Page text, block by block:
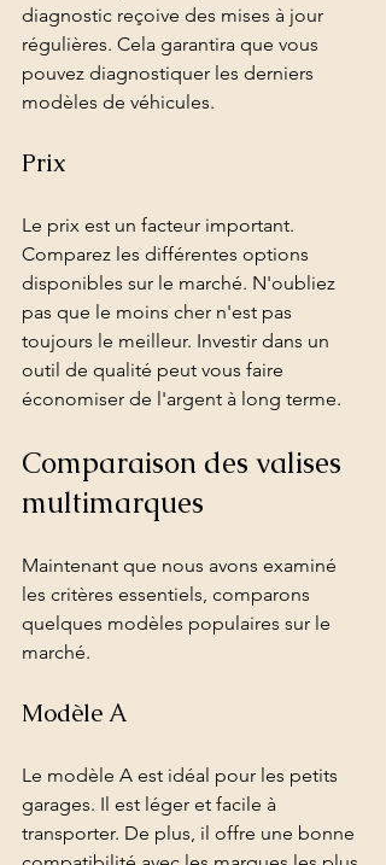
diagnostic reçoive des mises à jour
régulières. Cela garantira que vous
pouvez diagnostiquer les derniers
modèles de véhicules.
Prix
Le prix est un facteur important.
Comparez les différentes options
disponibles sur le marché. N'oubliez
pas que le moins cher n'est pas
toujours le meilleur. Investir dans un
outil de qualité peut vous faire
économiser de l'argent à long terme.
Comparaison des valises
multimarques
Maintenant que nous avons examiné
les critères essentiels, comparons
quelques modèles populaires sur le
marché.
Modèle A
Le modèle A est idéal pour les petits
garages. Il est léger et facile à
transporter. De plus, il offre une bonne